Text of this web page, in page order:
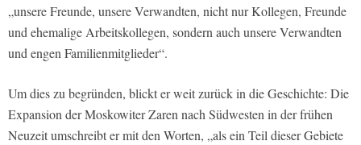
„unsere Freunde, unsere Verwandten, nicht nur Kollegen, Freunde
und ehemalige Arbeitskollegen, sondern auch unsere Verwandten
und engen Familienmitglieder“.
Um dies zu begründen, blickt er weit zurück in die Geschichte: Die
Expansion der Moskowiter Zaren nach Südwesten in der frühen
Neuzeit umschreibt er mit den Worten, „als ein Teil dieser Gebiete